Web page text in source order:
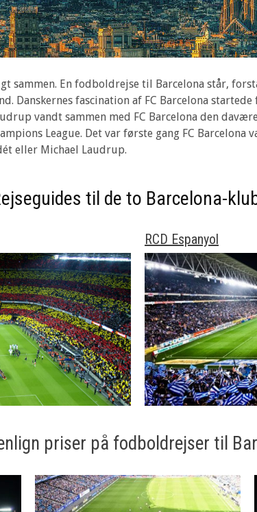
sammen. En fodboldrejse til Barcelona står,
Danskernes fascination af FC Barcelona
vandt sammen med FC Barcelona den
League. Det var første gang FC
eller Michael Laudrup.
til de to Barcelona-
RCD Espanyol
priser på fodboldrejser til